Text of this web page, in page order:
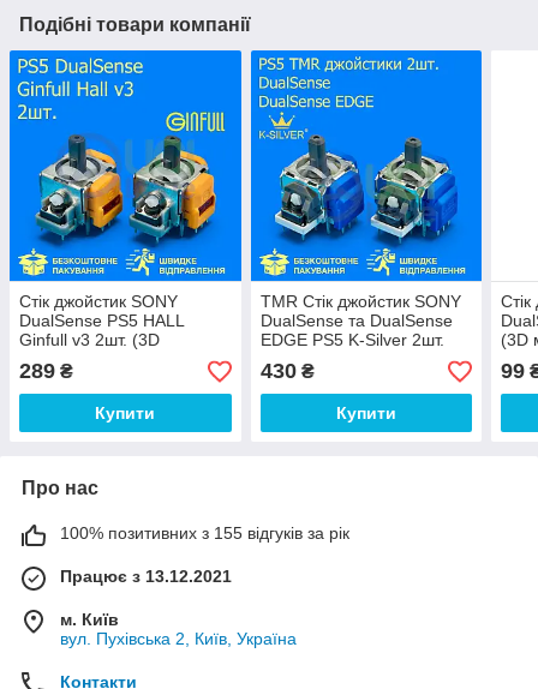
Подібні товари компанії
Стік джойстик SONY
DualSense PS5 HALL
Ginfull v3 2шт. (3D
механізм аналога
геймпаду контролера
PlayStation 5)
289 ₴
Купити
TMR Стік джойстик SONY
DualSense та DualSense
EDGE PS5 K-Silver 2шт.
(3D механізм аналога
PlayStation 5)
430₴
Купити
(3D
99
Про нас
100% позитивних з 155 відгуків за рік
Працює з 13.12.2021
м. Київ
вул. Пухівська 2, Київ, Україна
Контакти